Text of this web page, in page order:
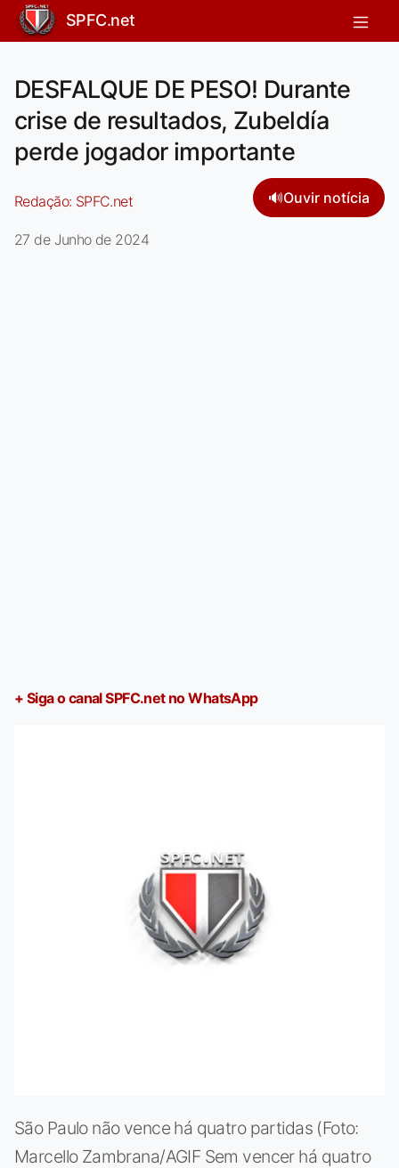
SPFC.net
DESFALQUE DE PESO! Durante
crise de resultados, Zubeldía
perde jogador importante
Redação: SPFC.net 🔊Ouvir notícia
27 de Junho de 2024
+ Siga o canal SPFC.net no WhatsApp
São Paulo não vence há quatro partidas (Foto:
Marcello Zambrana/AGIF Sem vencer há quatro